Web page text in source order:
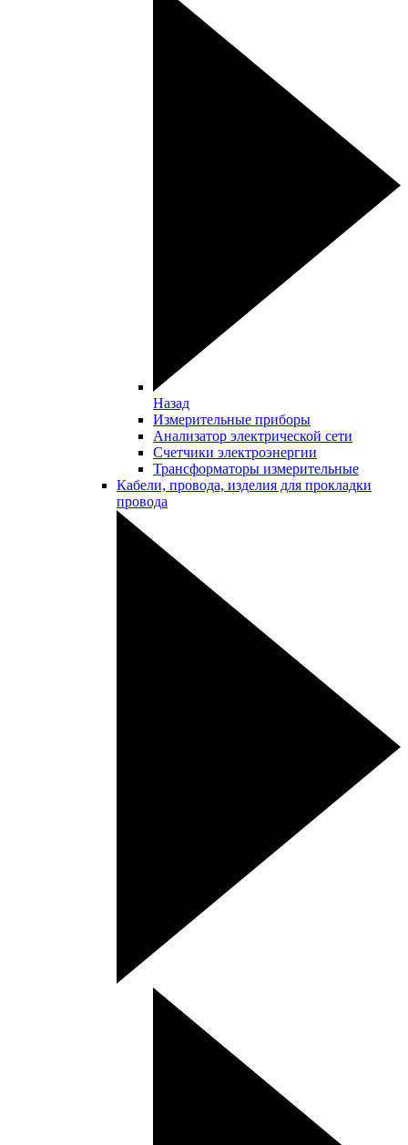
Назад
Измерительные приборы
Анализатор электрической сети
Счетчики электроэнергии
Трансформаторы измерительные
Кабели, провода, изделия для прокладки
провода